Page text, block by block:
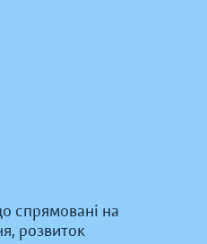
спрямовані на
розвиток